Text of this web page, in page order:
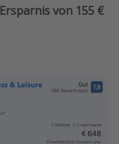
Ersparnis von 155 €